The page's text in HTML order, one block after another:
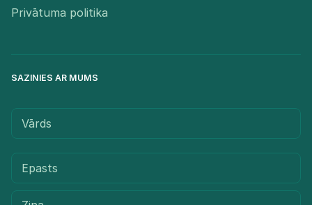
Privātuma politika
SAZINIES AR MUMS